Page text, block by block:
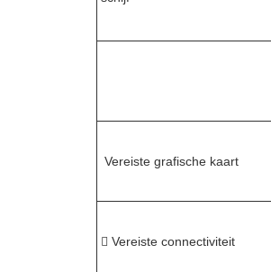
️ Vereiste grafische kaart
 Vereiste connectiviteit